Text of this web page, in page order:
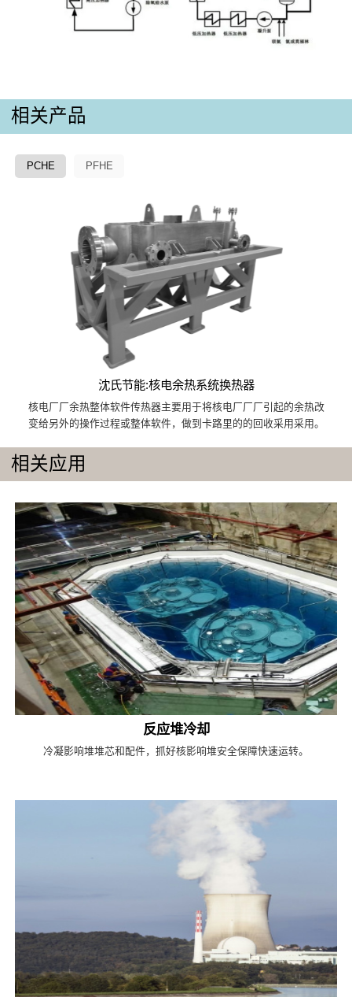
相关产品
PCHE PFHE
沈氏节能:核电余热系统换热器
核电厂厂余热整体软件传热器主要用于将核电厂厂厂引起的余热改
变给另外的操作过程或整体软件，做到卡路里的的回收采用采用。
相关应用
反应堆冷却
冷凝影响堆堆芯和配件，抓好核影响堆安全保障快速运转。